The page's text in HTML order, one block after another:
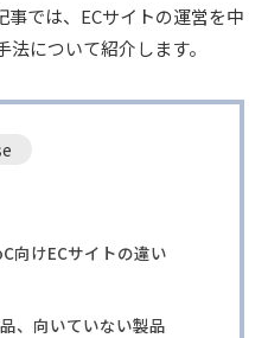
では、ECサイトの運営を中
について紹介します。
向けECサイトの違い
、向いていない製品